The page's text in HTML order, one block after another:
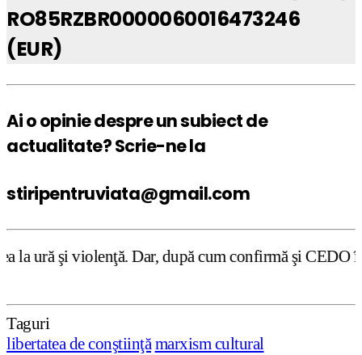
RO85RZBR0000060016473246
(EUR)
Ai o opinie despre un subiect de
actualitate? Scrie-ne la
stiripentruviata@gmail.com
Dar, după cum confirmă şi CEDO în cazul
Taguri
libertatea de conştiinţă marxism cultural